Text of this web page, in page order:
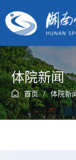
体院新闻
首页 / 体院新